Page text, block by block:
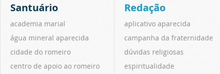
Santuário
academia marial
água mineral aparecida
cidade do romeiro
centro de apoio ao romeiro
Redação
aplicativo aparecida
campanha da fraternidade
dúvidas religiosas
espiritualidade